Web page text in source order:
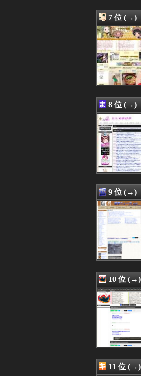
08/07 03:33
08/07 03:30
08/07 03:25
08/07 03:15
08/07 03:09
08/07 03:03
08/07 03:00
08/07 03:00
08/07 02:50
08/07 02:34
08/07 02:25
08/07 02:15
08/07 02:15
08/07 02:10
08/07 02:05
08/07 02:03
08/07 02:03
08/07 02:01
08/07 02:00
08/07 02:00
08/07 02:00
08/07 02:00
08/07 01:50
08/07 01:45
08/07 01:39
08/07 01:34
08/07 01:31
08/07 01:30
08/07 01:15
08/07 01:12
08/07 01:10
08/07 01:10
08/07 01:09
08/07 01:05
08/07 01:03
08/07 01:01
08/07 01:00
7 位 (→)
8 位 (→)
9 位 (→)
10 位 (→)
11 位 (→)